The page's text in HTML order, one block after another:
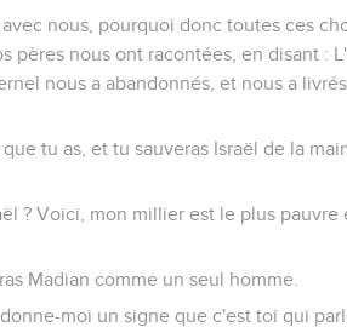
nous, pourquoi donc toutes ces
pères nous ont racontées, en disant :
nous a abandonnés, et nous a
tu as, et tu sauveras Israël de la
? Voici, mon millier est le plus pauvre
Madian comme un seul homme.
moi un signe que c'est toi qui